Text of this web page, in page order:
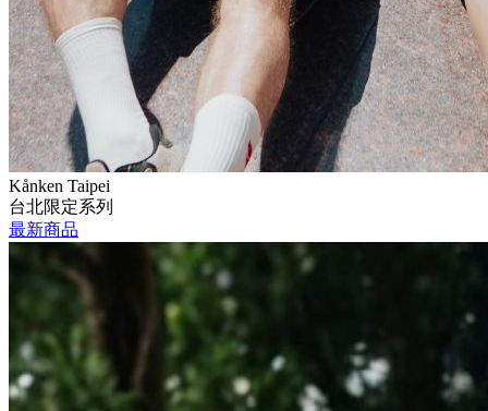
Kånken Taipei
台北限定系列
最新商品